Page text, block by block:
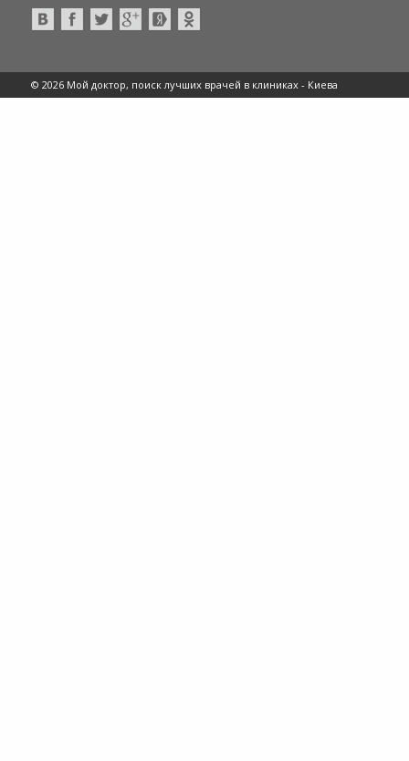
© 2026 Мой доктор, поиск лучших врачей в клиниках - Киева